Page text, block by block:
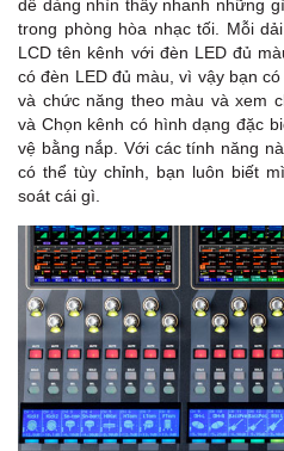
dễ dàng nhìn thấy nhanh những
trong phòng hòa nhạc tối. Mỗi
LCD tên kênh với đèn LED đủ
có đèn LED đủ màu, vì vậy bạn
và chức năng theo màu và xem
và Chọn kênh có hình dạng đặc
vệ bằng nắp. Với các tính năng
có thể tùy chỉnh, bạn luôn biết
soát cái gì.